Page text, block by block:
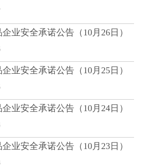
业安全承诺公告（10月26日）
业安全承诺公告（10月25日）
业安全承诺公告（10月24日）
业安全承诺公告（10月23日）